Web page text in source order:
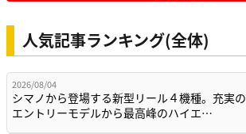
人気記事ランキング(全体)
2026/08/04
シマノから登場する新型リール４機種。充実の
エントリーモデルから最高峰のハイエ…